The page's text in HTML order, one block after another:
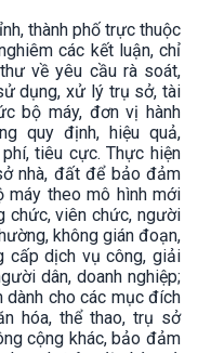
thành phố trực thuộc
các kết luận, chỉ
về yêu cầu rà soát,
dụng, xử lý trụ sở, tài
bộ máy, đơn vị hành
quy định, hiệu quả,
tiêu cực. Thực hiện
nhà, đất để bảo đảm
theo mô hình mới
chức, viên chức, người
không gián đoạn,
cấp dịch vụ công, giải
dân, doanh nghiệp;
cho các mục đích
hóa, thể thao, trụ sở
cộng khác, bảo đảm